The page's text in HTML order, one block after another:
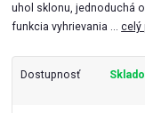
uhol sklonu, jednoduchá
funkcia vyhrievania ...celý
Dostupnosť